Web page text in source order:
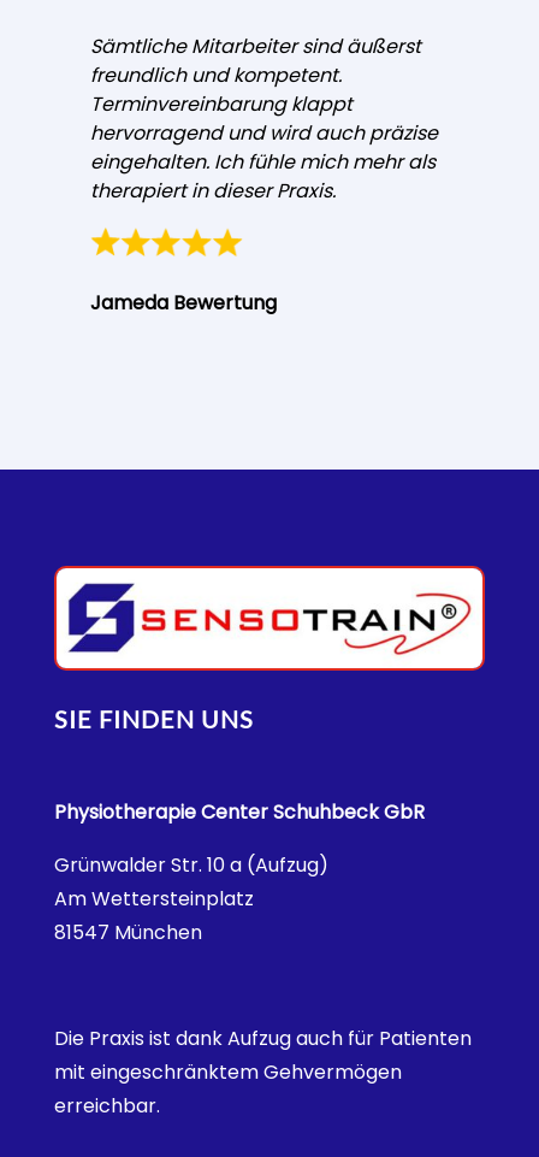
Sämtliche Mitarbeiter sind äußerst
freundlich und kompetent.
Terminvereinbarung klappt
hervorragend und wird auch präzise
eingehalten. Ich fühle mich mehr als
therapiert in dieser Praxis.
Jameda Bewertung
SIE FINDEN UNS
Physiotherapie Center Schuhbeck GbR
Grünwalder Str. 10 a (Aufzug)
Am Wettersteinplatz
81547 München
Die Praxis ist dank Aufzug auch für Patienten
mit eingeschränktem Gehvermögen
erreichbar.